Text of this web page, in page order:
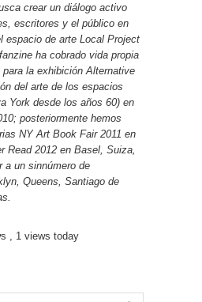
crear un diálogo activo
escritores y el público en
espacio de arte Local Project
ha cobrado vida propia
la exhibición Alternative
del arte de los espacios
York desde los años 60) en
posteriormente hemos
NY Art Book Fair 2011 en
Read 2012 en Basel, Suiza,
a un sinnúmero de
Queens, Santiago de
, 1 views today